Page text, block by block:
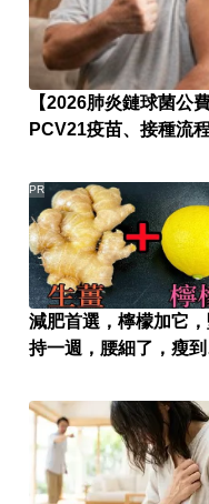
【2026肺炎鏈球菌公
PCV21疫苗、接種流
減肥首選，檸檬加它
持一週，腰細了，瘦到
PR